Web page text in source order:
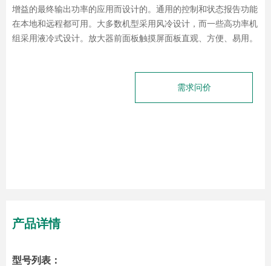
增益的最终输出功率的应用而设计的。通用的控制和状态报告功能
在本地和远程都可用。大多数机型采用风冷设计，而一些高功率机
组采用液冷式设计。放大器前面板触摸屏面板直观、方便、易用。
需求问价
型号列表：
产品详情